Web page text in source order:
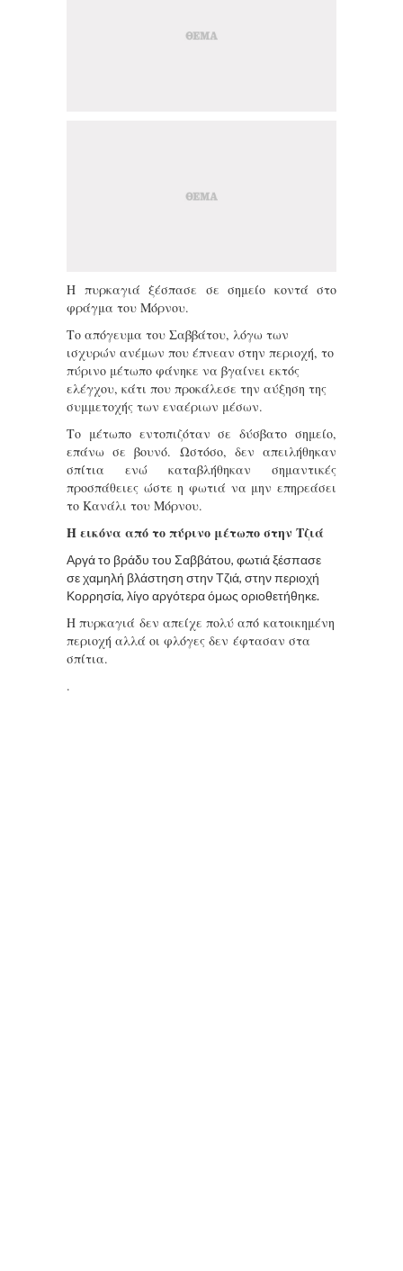
Η πυρκαγιά ξέσπασε σε σημείο κοντά στο
φράγμα του Μόρνου.
Το απόγευμα του Σαββάτου, λόγω των
ισχυρών ανέμων που έπνεαν στην περιοχή, το
πύρινο μέτωπο φάνηκε να βγαίνει εκτός
ελέγχου, κάτι που προκάλεσε την αύξηση της
συμμετοχής των εναέριων μέσων.
Το μέτωπο εντοπιζόταν σε δύσβατο σημείο,
επάνω σε βουνό. Ωστόσο, δεν απειλήθηκαν
σπίτια ενώ καταβλήθηκαν σημαντικές
προσπάθειες ώστε η φωτιά να μην επηρεάσει
το Κανάλι του Μόρνου.
Η εικόνα από το πύρινο μέτωπο στην Τζιά
Αργά το βράδυ του Σαββάτου, φωτιά ξέσπασε
σε χαμηλή βλάστηση στην Τζιά, στην περιοχή
Κορρησία, λίγο αργότερα όμως οριοθετήθηκε.
Η πυρκαγιά δεν απείχε πολύ από κατοικημένη
περιοχή αλλά οι φλόγες δεν έφτασαν στα
σπίτια.
.